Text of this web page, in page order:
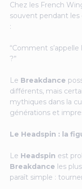
Chez les French
souvent pendant
:
“Comment
?”
Le Breakdance
différents, mais
mythiques dans la
générations et
Le Headspin : la
Le Headspin est
Breakdance les
paraît simple :